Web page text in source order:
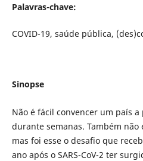
Palavras-chave:
COVID-19, saúde pública,
Sinopse
Não é fácil convencer um país a
durante semanas. Também
mas foi esse o desafio que
ano após o SARS-CoV-2 ter